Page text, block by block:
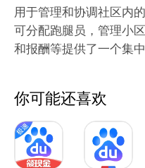
用于管理和协调社区内
可分配跑腿员，管理小
和报酬等提供了一个集
你可能还喜欢